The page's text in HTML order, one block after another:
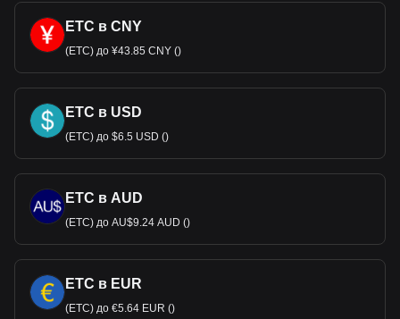
ETC в CNY
(ETC) до ¥43.85 CNY ()
ETC в USD
(ETC) до $6.5 USD ()
ETC в AUD
(ETC) до AU$9.24 AUD ()
ETC в EUR
(ETC) до €5.64 EUR ()